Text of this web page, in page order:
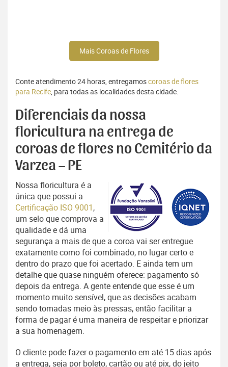
Mais Coroas de Flores
Conte atendimento 24 horas, entregamoscoroas de flores
para Recife, para todas as localidades desta cidade.
Diferenciais da nossa
floricultura na entrega de
coroas de flores no Cemitério da
Varzea – PE
Nossa floricultura é a
única que possui a
Certificação ISO 9001,
um selo que comprova a
qualidade e dá uma
segurança a mais de que a coroa vai ser entregue
exatamente como foi combinado, no lugar certo e
dentro do prazo que foi acertado. E ainda tem um
detalhe que quase ninguém oferece: pagamento só
depois da entrega. A gente entende que esse é um
momento muito sensível, que as decisões acabam
sendo tomadas meio às pressas, então facilitar a
forma de pagar é uma maneira de respeitar e priorizar
a sua homenagem.
O cliente pode fazer o pagamento em até 15 dias após
a entrega, seja por boleto, cartão ou até pix, do jeito